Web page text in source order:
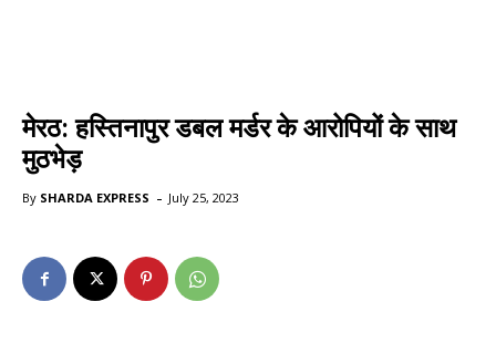
मेरठ: हस्तिनापुर डबल मर्डर के आरोपियों के साथ
मुठभेड़
By SHARDA EXPRESS - July 25, 2023